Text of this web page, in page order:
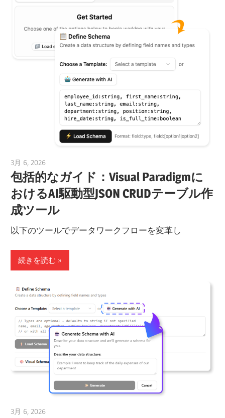
3月 6, 2026
包括的なガイド：Visual Paradigmに
おけるAI駆動型JSON CRUDテーブル作
成ツール
以下のツールでデータワークフローを変革し
続きを読む
3月 6, 2026